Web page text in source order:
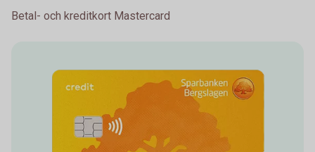
Betal- och kreditkort Mastercard